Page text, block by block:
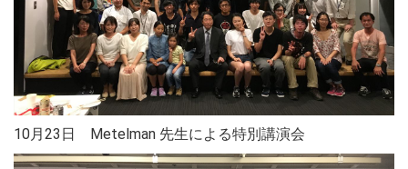
10月23日 Metelman 先生による特別講演会